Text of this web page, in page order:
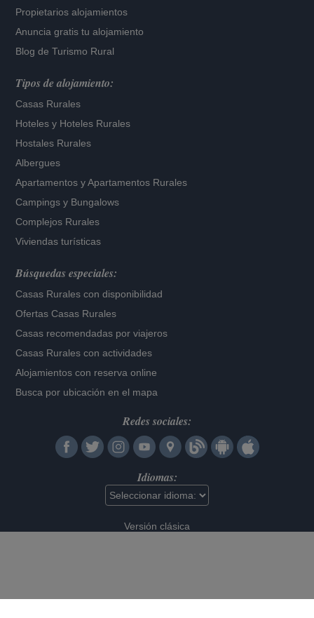
Propietarios alojamientos
Anuncia gratis tu alojamiento
Blog de Turismo Rural
Tipos de alojamiento:
Casas Rurales
Hoteles y Hoteles Rurales
Hostales Rurales
Albergues
Apartamentos yApartamentos Rurales
Campings y Bungalows
Complejos Rurales
Viviendas turísticas
Búsquedas especiales:
Casas Rurales con disponibilidad
Ofertas Casas Rurales
Casas recomendadas por viajeros
Casas Rurales con actividades
Alojamientos con reserva online
Busca por ubicación en el mapa
Redes sociales:
Idiomas:
Versión clásica